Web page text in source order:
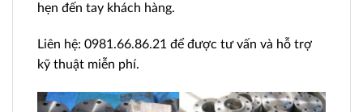
hẹn đến tay khách hàng.
Liên hệ: 0981.66.86.21 để được tư vấn và hỗ trợ
kỹ thuật miễn phí.